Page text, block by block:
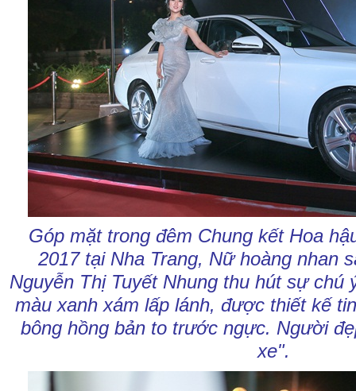
Góp mặt trong đêm Chung kết Hoa
2017 tại Nha Trang, Nữ hoàng nhan
Nguyễn Thị Tuyết Nhung thu hút sự chú
màu xanh xám lấp lánh, được thiết kế
bông hồng bản to trước ngực. Người
xe".